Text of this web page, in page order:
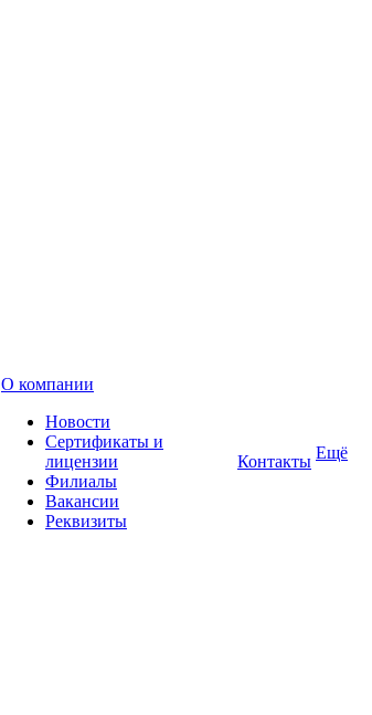
О компании
Новости
Сертификаты и
лицензии
Филиалы
Вакансии
Реквизиты
Контакты Ещё